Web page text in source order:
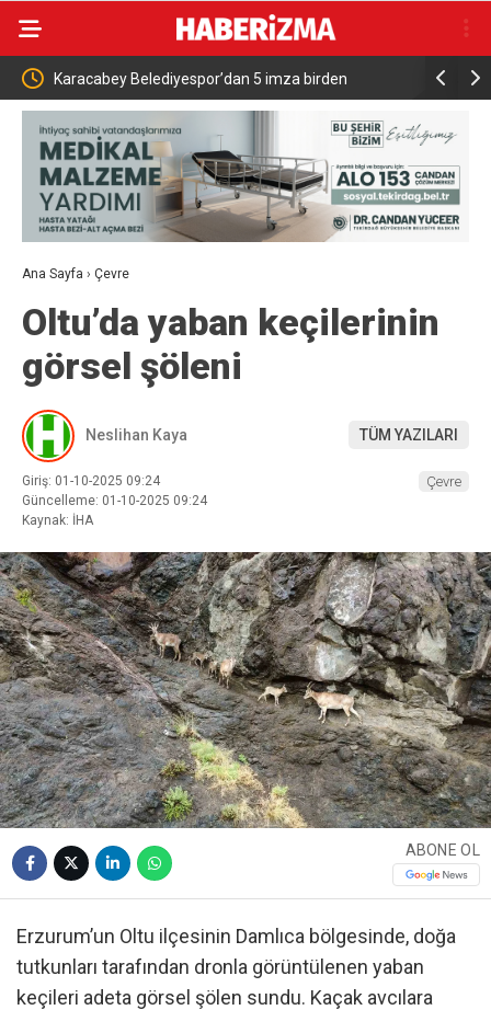
5 imza birden KTÜ Millî Teknoloji Atölyesi
Ana Sayfa › Çevre
Oltu’da yaban keçilerinin
görsel şöleni
Neslihan Kaya TÜM YAZILARI
Giriş: 01-10-2025 09:24
Güncelleme: 01-10-2025 09:24
Kaynak: İHA
Çevre
ABONE OL
Erzurum’un Oltu ilçesinin Damlıca bölgesinde, doğa
tutkunları tarafından dronla görüntülenen yaban
keçileri adeta görsel şölen sundu. Kaçak avcılara